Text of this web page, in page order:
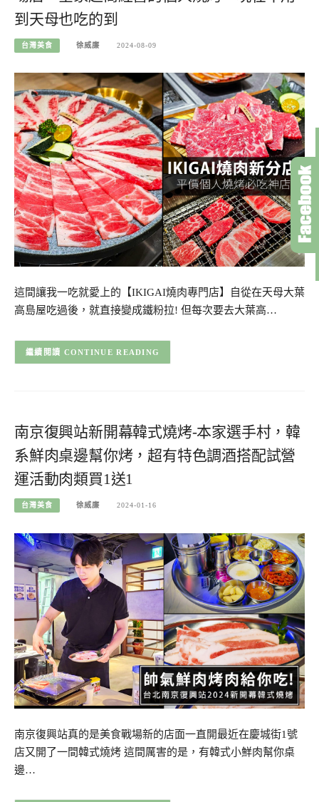
到天母也吃的到
台灣美食 徐威廉 2024-08-09
這間讓我一吃就愛上的【IKIGAI燒肉專門店】自從在天母大葉
高島屋吃過後，就直接變成鐵粉拉! 但每次要去大葉高…
CONTINUE READING
南京復興站新開幕韓式燒烤-本家選手村，韓
系鮮肉桌邊幫你烤，超有特色調酒搭配試營
運活動肉類買1送1
台灣美食 徐威廉 2024-01-16
南京復興站真的是美食戰場新的店面一直開最近在慶城街1號
店又開了一間韓式燒烤 這間厲害的是，有韓式小鮮肉幫你桌
邊…